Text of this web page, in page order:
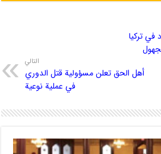
في تركيا
التالي
أهل الحق تعلن مسؤولية قتل الدوري
في عملية نوعية